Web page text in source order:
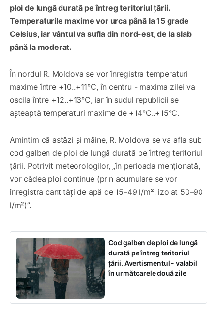
ploi de lungă durată pe întreg teritoriul țării.
Temperaturile maxime vor urca până la 15 grade
Celsius, iar vântul va sufla din nord-est, de la slab
până la moderat.
În nordul R. Moldova se vor înregistra temperaturi
maxime între +10..+11°C, în centru - maxima zilei va
oscila între +12..+13°C, iar în sudul republicii se
așteaptă temperaturi maxime de +14°C..+15°C.
Amintim că astăzi și mâine, R. Moldova se va afla sub
cod galben de ploi de lungă durată pe întreg teritoriul
țării. Potrivit meteorologilor, „în perioada menționată,
vor cădea ploi continue (prin acumulare se vor
înregistra cantități de apă de 15–49 l/m², izolat 50–90
l/m²)”.
Cod galben de ploi de lungă
durată pe întreg teritoriul
țării. Avertismentul - valabil
în următoarele două zile